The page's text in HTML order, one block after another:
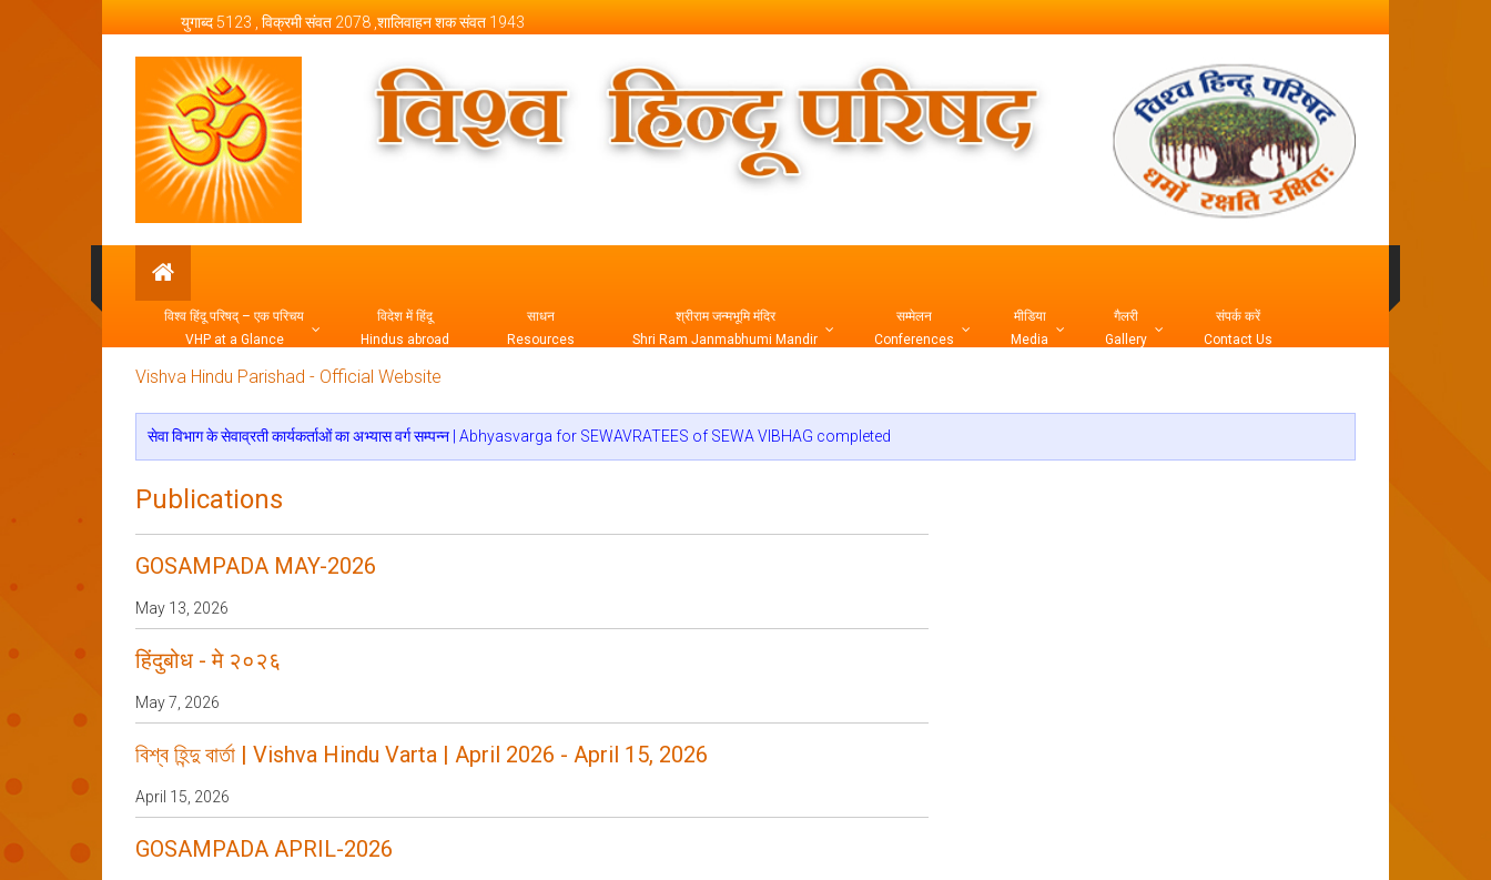
युगाब्द 5123 , विक्रमी संवत 2078 ,शालिवाहन शक संवत 1943
Vishva Hindu Parishad – Official Website
विश्व हिंदू परिषद् – एक परिचय
VHP at a Glance
विदेश में हिंदू
Hindus abroad
साधन
Resources
श्रीराम जन्मभूमि मंदिर
Shri Ram Janmabhumi Mandir
सम्मेलन
Conferences
मीडिया
Media
गैलरी
Gallery
संपर्क करें
Contact Us
Vishva Hindu Parishad - Official Website
सेवा विभाग के सेवाव्रती कार्यकर्ताओं का अभ्यास वर्ग सम्पन्न | Abhyasvarga for SEWAVRATEES of SEWA VIBHAG completed
Publications
GOSAMPADA MAY-2026
May 13, 2026
हिंदुबोध - मे २०२६
May 7, 2026
বিশ্ব হিন্দু বার্তা | Vishva Hindu Varta | April 2026 - April 15, 2026
April 15, 2026
GOSAMPADA APRIL-2026